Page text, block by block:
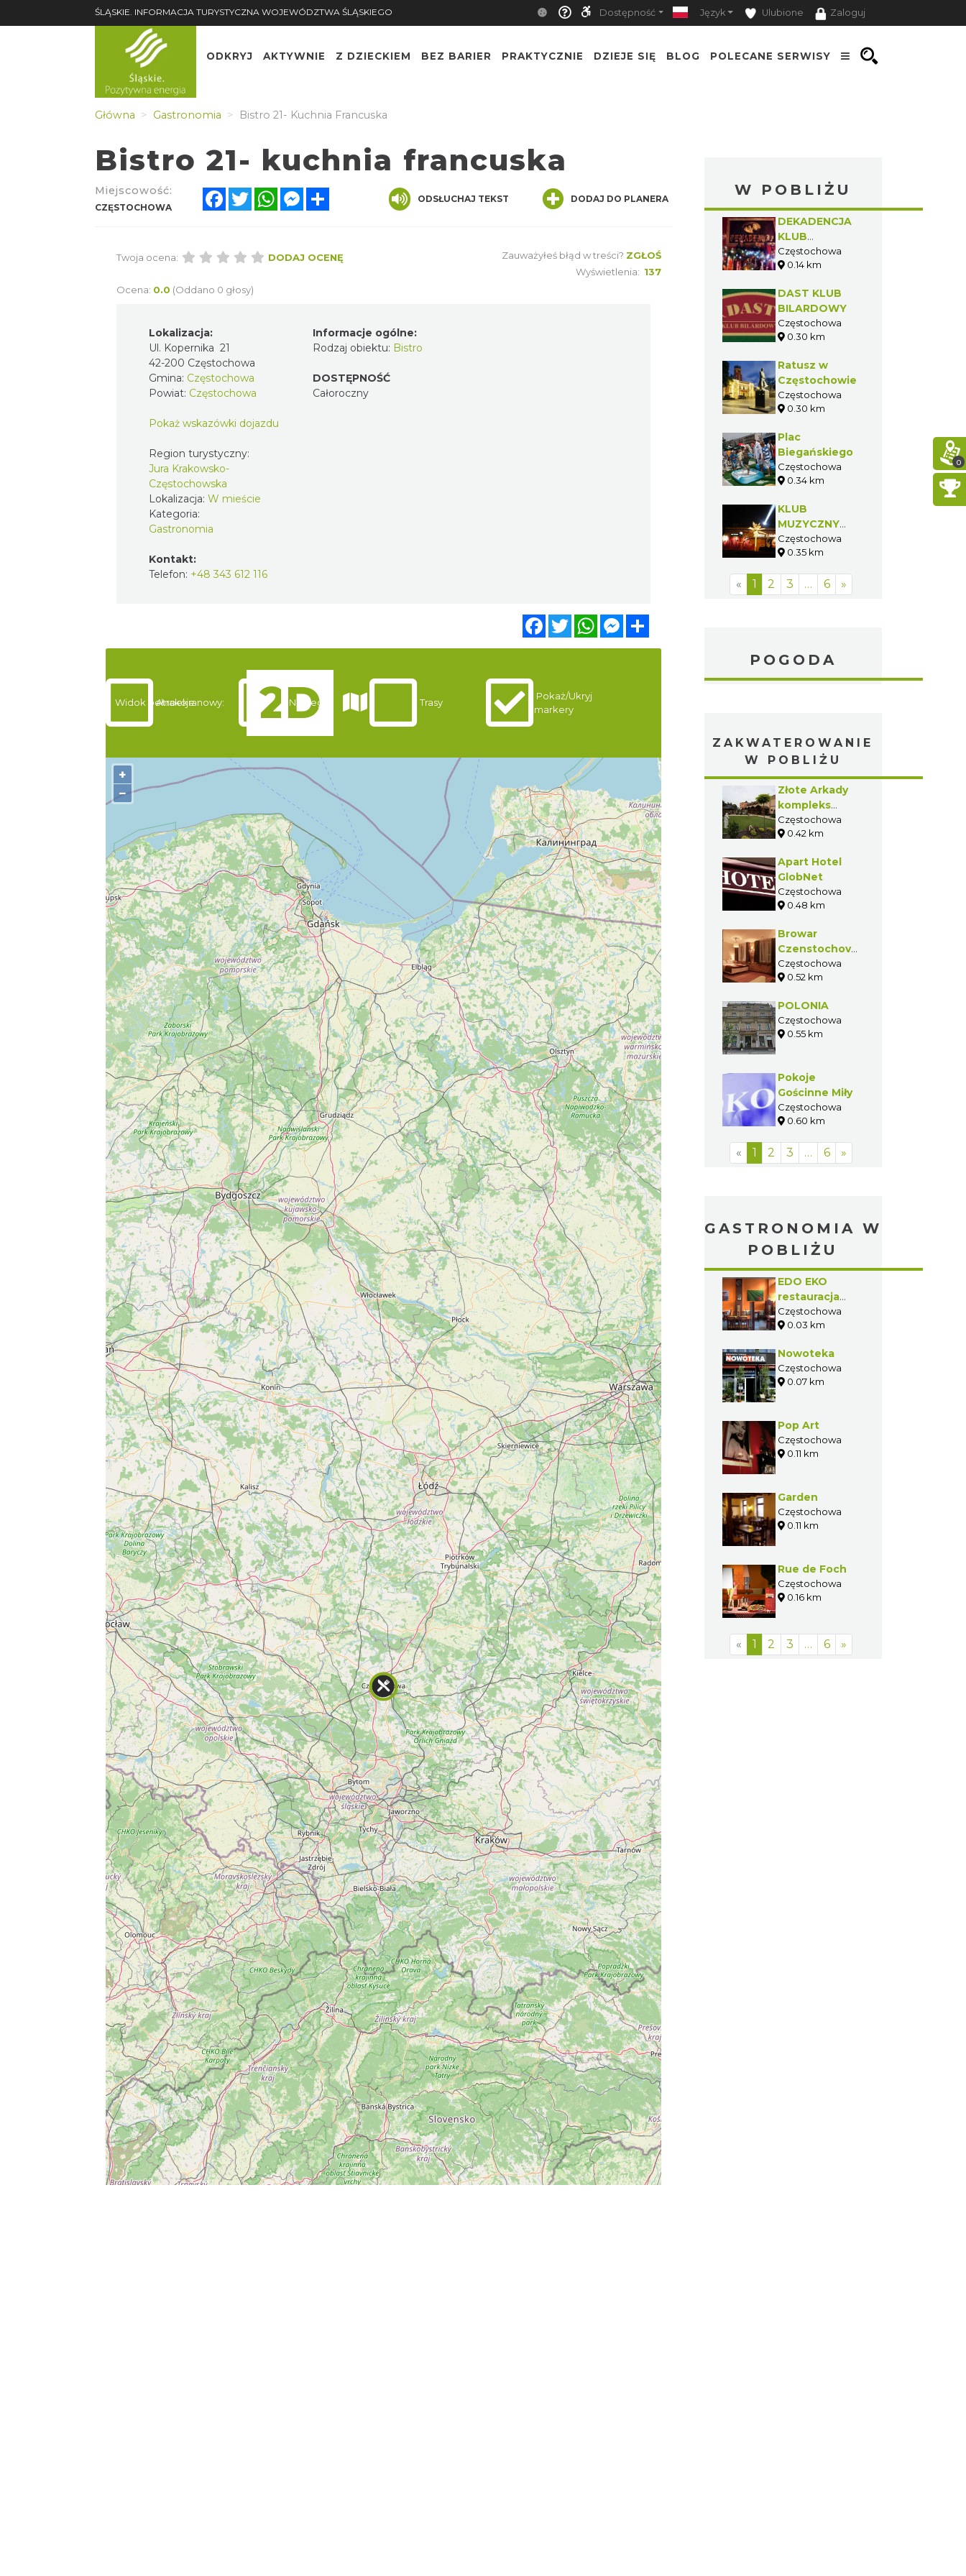
ŚLĄSKIE. INFORMACJA TURYSTYCZNA WOJEWÓDZTWA ŚLĄSKIEGO Dostępność Język Ulubione Zaloguj
ODKRYJ AKTYWNIE Z DZIECKIEM BEZ BARIER PRAKTYCZNIE DZIEJE SIĘ BLOG POLECANE SERWISY
Główna Gastronomia Bistro 21- Kuchnia Francuska
Bistro 21- kuchnia francuska
Miejscowość:
CZĘSTOCHOWA
FacebookTwitterWhatsAppMessenger ODSŁUCHAJ TEKST DODAJ DO PLANERA
Twoja ocena: DODAJ OCENĘ
Ocena: 0.0 (Oddano 0 głosy)
Zauważyłeś błąd w treści? ZGŁOŚ
Wyświetlenia: 137
Lokalizacja:
Ul. Kopernika 21
42-200 Częstochowa
Gmina: Częstochowa
Powiat: Częstochowa
Pokaż wskazówki dojazdu
Region turystyczny:
Jura Krakowsko-
Częstochowska
Lokalizacja: W mieście
Kategoria:
Gastronomia
Kontakt:
Telefon: +48 343 612 116
Informacje ogólne:
Rodzaj obiektu: Bistro
DOSTĘPNOŚĆ
Całoroczny
FacebookTwitterWhatsAppMessenger
+
−
Widok pełnoekranowy:
Atrakcje Noclegi Trasy
Pokaż/Ukryj
markery
W POBLIŻU
DEKADENCJA
KLUB
MUZYCZNY
Częstochowa
0.14 km
DAST KLUB
BILARDOWY
Częstochowa
0.30 km
Ratusz w
Częstochowie
Częstochowa
0.30 km
Plac
Biegańskiego
Częstochowa
0.34 km
KLUB
MUZYCZNY
DON KICHOT /
KOJOT
Częstochowa
0.35 km
« 1 2 3 … 6 »
POGODA
ZAKWATEROWANIE
W POBLIŻU
Złote Arkady
kompleks
hotelowo-
gastronomiczny
Częstochowa
0.42 km
Apart Hotel
GlobNet
Częstochowa
0.48 km
Browar
Czenstochovia
Hotel
SPA&Wellness
Częstochowa
0.52 km
POLONIA
Częstochowa
0.55 km
Pokoje
Gościnne Miły
Częstochowa
0.60 km
« 1 2 3 … 6 »
GASTRONOMIA W
POBLIŻU
EDO EKO
restauracja
japońsko -
ekologiczna
Częstochowa
0.03 km
Nowoteka
Częstochowa
0.07 km
Pop Art
Częstochowa
0.11 km
Garden
Częstochowa
0.11 km
Rue de Foch
Częstochowa
0.16 km
« 1 2 3 … 6 »
0